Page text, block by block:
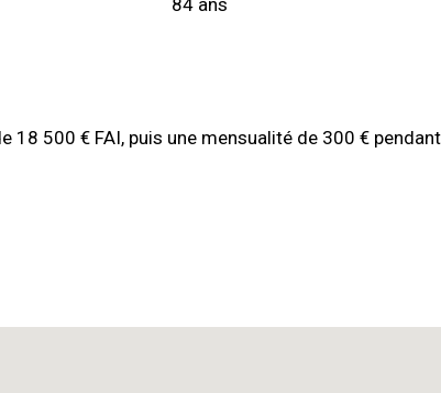
84 ans
18 500 € FAI, puis une mensualité de 300 €